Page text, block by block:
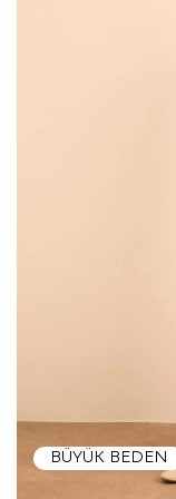
BÜYÜK BEDEN